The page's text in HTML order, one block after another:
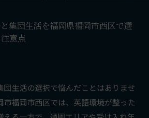
集団生活を福岡県福岡市西区で選
意点
団生活の選択で悩んだことはありませ
市福岡市西区では、英語環境が整った